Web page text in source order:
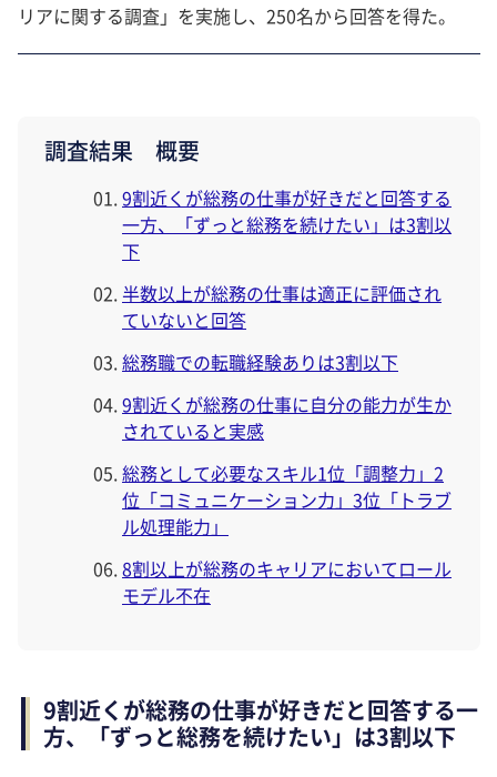
リアに関する調査」を実施し、250名から回答を得た。
調査結果 概要
9割近くが総務の仕事が好きだと回答する
一方、「ずっと総務を続けたい」は3割以
下
半数以上が総務の仕事は適正に評価され
ていないと回答
総務職での転職経験ありは3割以下
9割近くが総務の仕事に自分の能力が生か
されていると実感
総務として必要なスキル1位「調整力」2
位「コミュニケーション力」3位「トラブ
ル処理能力」
8割以上が総務のキャリアにおいてロール
モデル不在
9割近くが総務の仕事が好きだと回答する一
方、「ずっと総務を続けたい」は3割以下